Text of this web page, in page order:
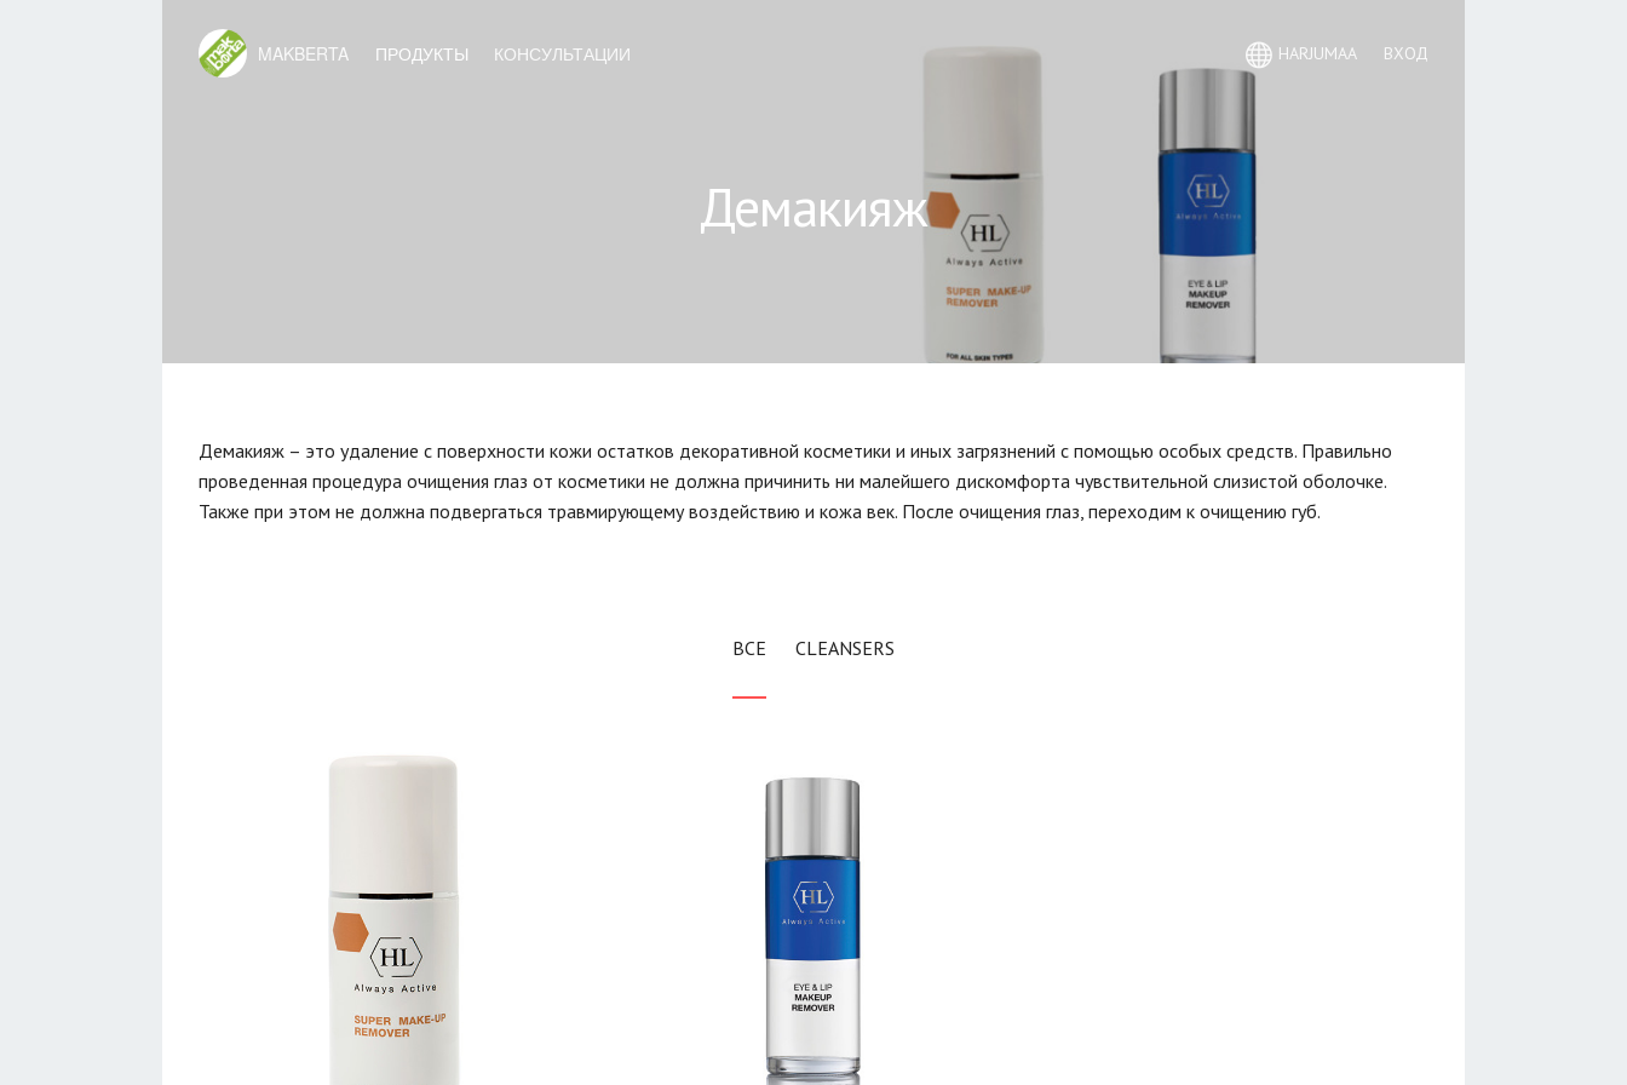
MAKBERTA ПРОДУКТЫ КОНСУЛЬТАЦИИ HARJUMAA ВХОД
Демакияж
Демакияж – это удаление с поверхности кожи остатков декоративной косметики и иных загрязнений с помощью особых средств. Правильно
проведенная процедура очищения глаз от косметики не должна причинить ни малейшего дискомфорта чувствительной слизистой оболочке.
Также при этом не должна подвергаться травмирующему воздействию и кожа век. После очищения глаз, переходим к очищению губ.
ВСЕ CLEANSERS